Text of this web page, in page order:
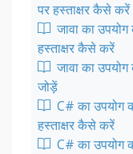
पर हस्ताक्षर कैसे करें
जावा का
हस्ताक्षर कैसे करें
जावा का
जोड़ें
C# का उपयोग
हस्ताक्षर कैसे करें
C# का उपयोग